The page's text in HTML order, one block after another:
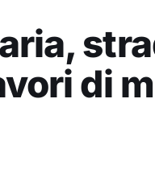
di